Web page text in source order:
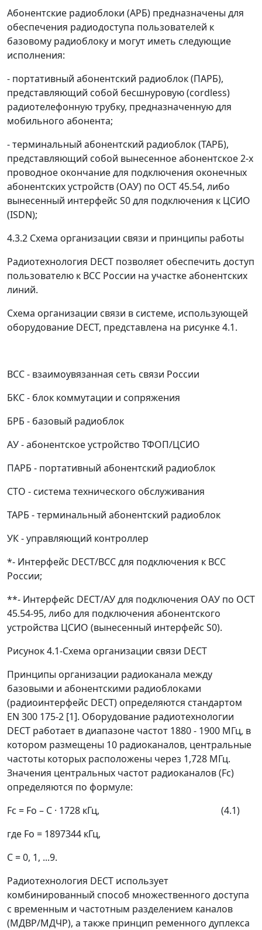
Абонентские радиоблоки (АРБ) предназначены для
обеспечения радиодоступа пользователей к
базовому радиоблоку и могут иметь следующие
исполнения:
- портативный абонентский радиоблок (ПАРБ),
представляющий собой бесшнуровую (cordless)
радиотелефонную трубку, предназначенную для
мобильного абонента;
- терминальный абонентский радиоблок (ТАРБ),
представляющий собой вынесенное абонентское 2-х
проводное окончание для подключения оконечных
абонентских устройств (ОАУ) по ОСТ 45.54, либо
вынесенный интерфейс S0для подключения к ЦСИО
(ISDN);
4.3.2 Схема организации связи и принципы работы
Радиотехнология DECT позволяет обеспечить доступ
пользователю к ВСС России на участке абонентских
линий.
Схема организации связи в системе, использующей
оборудование DECT, представлена на рисунке 4.1.
ВСС - взаимоувязанная сеть связи России
БКС - блок коммутации и сопряжения
БРБ - базовый радиоблок
АУ - абонентское устройство ТФОП/ЦСИО
ПАРБ - портативный абонентский радиоблок
СТО - система технического обслуживания
ТАРБ - терминальный абонентский радиоблок
УК - управляющий контроллер
*- Интерфейс DECT/BCC для подключения к ВСС
России;
**- Интерфейс DECT/АУ для подключения ОАУ по ОСТ
45.54-95, либо для подключения абонентского
устройства ЦСИО (вынесенный интерфейс S0).
Рисунок 4.1-Схема организации связи DECT
Принципы организации радиоканала между
базовыми и абонентскими радиоблоками
(радиоинтерфейс DECT) определяются стандартом
EN 300 175-2 [1]. Оборудование радиотехнологии
DECT работает в диапазоне частот 1880 - 1900 МГц, в
котором размещены 10 радиоканалов, центральные
частоты которых расположены через 1,728 МГц.
Значения центральных частот радиоканалов (Fc)
определяются по формуле:
Fc = Fo – C · 1728 кГц, (4.1)
где Fo = 1897344 кГц,
С = 0, 1, ...9.
Радиотехнология DECT использует
комбинированный способ множественного доступа
с временным и частотным разделением каналов
(МДВР/МДЧР), а также принцип ременного дуплекса